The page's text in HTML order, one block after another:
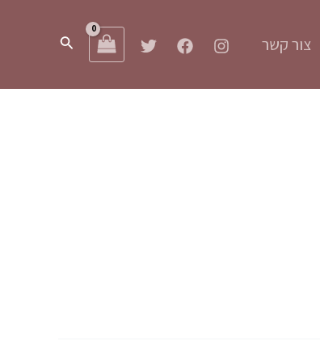
צור קשר חיפוש